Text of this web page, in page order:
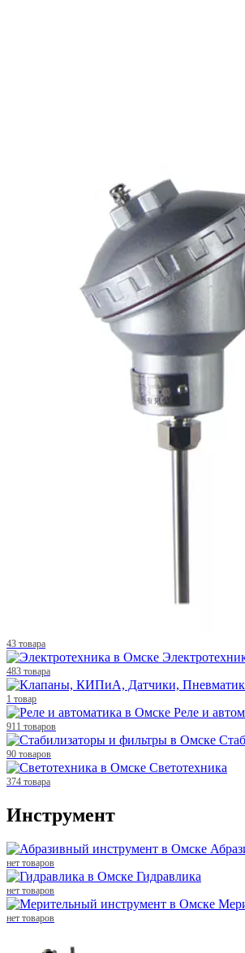
43 товара
483 товара
1 товар
Реле и
911 товаров
90 товаров
Светотехника
374 товара
Инструмент
нет товаров
Гидравлика
нет товаров
нет товаров